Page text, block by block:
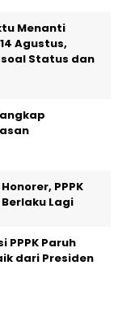
Menanti
Agustus,
Status dan
PPPK
Lagi
PPPK Paruh
dari Presiden